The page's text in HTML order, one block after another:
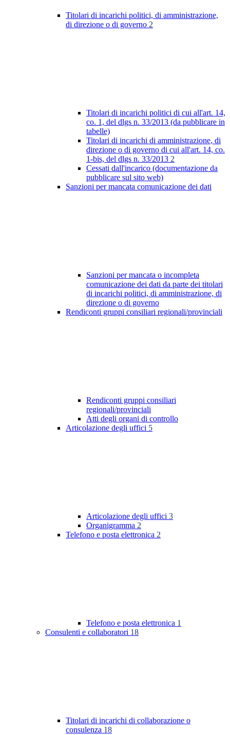
Titolari di incarichi politici, di amministrazione,
di direzione o di governo 2
Titolari di incarichi politici di cui all'art. 14,
co. 1, del dlgs n. 33/2013 (da pubblicare in
tabelle)
Titolari di incarichi di amministrazione, di
direzione o di governo di cui all'art. 14, co.
1-bis, del dlgs n. 33/2013 2
Cessati dall'incarico (documentazione da
pubblicare sul sito web)
Sanzioni per mancata comunicazione dei dati
Sanzioni per mancata o incompleta
comunicazione dei dati da parte dei titolari
di incarichi politici, di amministrazione, di
direzione o di governo
Rendiconti gruppi consiliari regionali/provinciali
Rendiconti gruppi consiliari
regionali/provinciali
Atti degli organi di controllo
Articolazione degli uffici 5
Articolazione degli uffici 3
Organigramma 2
Telefono e posta elettronica 2
Telefono e posta elettronica 1
Consulenti e collaboratori 18
Titolari di incarichi di collaborazione o
consulenza 18